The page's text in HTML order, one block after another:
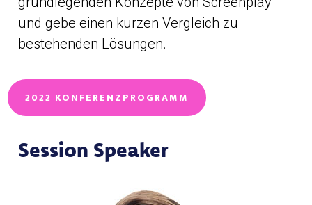
und gebe einen kurzen Vergleich zu
bestehenden Lösungen.
2022 KONFERENZPROGRAMM
Session Speaker